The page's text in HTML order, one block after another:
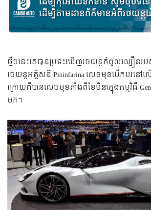
ថ្មីៗ​នេះ​គេ​បាន​ប្រទះ​ឃើញ​រថយន្ត​​កំពូល​ល្បឿន​​
រថយន្ត​អគ្គិសនី​ Pininfarina លេខ​មុខ​បើកបរ​នៅ​
ក្រោយ​ពី​បាន​លេច​មុខ​តាំង​ពី​ខែ​មីនា​ក្នុង​កម្មវិធី
មក។